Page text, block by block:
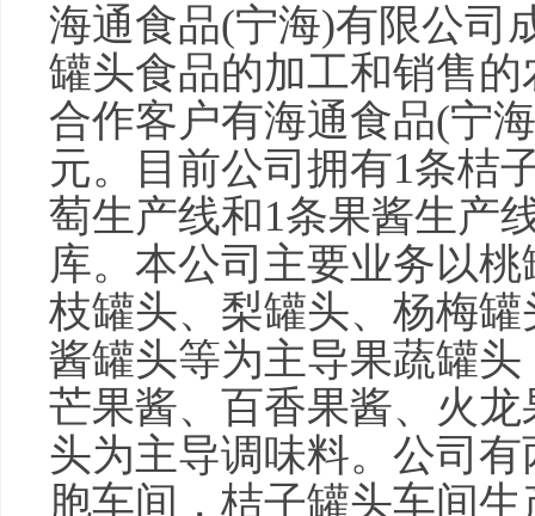
海通食品(宁海)有限公司
罐头食品的加工和销售
合作客户有海通食品(宁
元。目前公司拥有1条桔
萄生产线和1条果酱生产
库。本公司主要业务以
枝罐头、梨罐头、杨梅
酱罐头等为主导果蔬罐
芒果酱、百香果酱、火
头为主导调味料。公司
胞车间，桔子罐头车间